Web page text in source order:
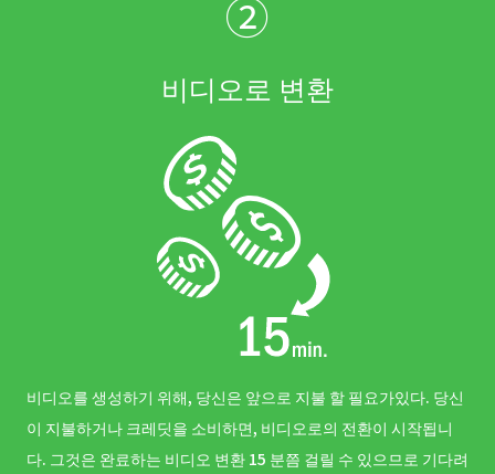
②
비디오로 변환
비디오를 생성하기 위해, 당신은 앞으로 지불 할 필요가있다. 당신
이 지불하거나 크레딧을 소비하면, 비디오로의 전환이 시작됩니
다. 그것은 완료하는 비디오 변환 15 분쯤 걸릴 수 있으므로 기다려